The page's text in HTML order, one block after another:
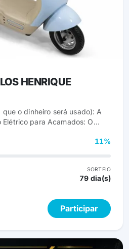
HENRIQUE
que o dinheiro será usado): A
para Acamados: O
transferi-lo para a cadeira de
torná-lo seguro e
a continuidade das
Financeira: Equilibrar as
que os cuidados contínuos
da ação solidária
11%
SORTEIO
79 dia(s)
Participar